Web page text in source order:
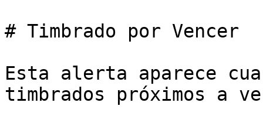
# Timbrado por Vencer
Esta alerta aparece
timbrados próximos a